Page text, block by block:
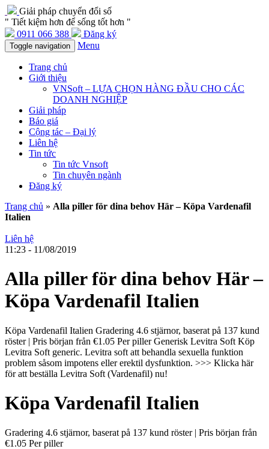
Giải pháp chuyển đổi số
" Tiết kiệm hơn để sống tốt hơn "
0911 066 388
Đăng ký
Toggle navigation Menu
Trang chủ
Giới thiệu
VNSoft – LỰA CHỌN HÀNG ĐẦU CHO CÁC
DOANH NGHIỆP
Giải pháp
Báo giá
Cộng tác – Đại lý
Liên hệ
Tin tức
Tin tức Vnsoft
Tin chuyên ngành
Đăng ký
Trang chủ » Alla piller för dina behov Här – Köpa Vardenafil
Italien
Liên hệ
11:23 - 11/08/2019
Alla piller för dina behov Här –
Köpa Vardenafil Italien
Köpa Vardenafil Italien Gradering 4.6 stjärnor, baserat på 137 kund
röster | Pris början från €1.05 Per piller Generisk Levitra Soft Köp
Levitra Soft generic. Levitra soft att behandla sexuella funktion
problem såsom impotens eller erektil dysfunktion. >>> Klicka här
för att beställa Levitra Soft (Vardenafil) nu!
Köpa Vardenafil Italien
Gradering 4.6 stjärnor, baserat på 137 kund röster| Pris början från
€1.05 Per piller